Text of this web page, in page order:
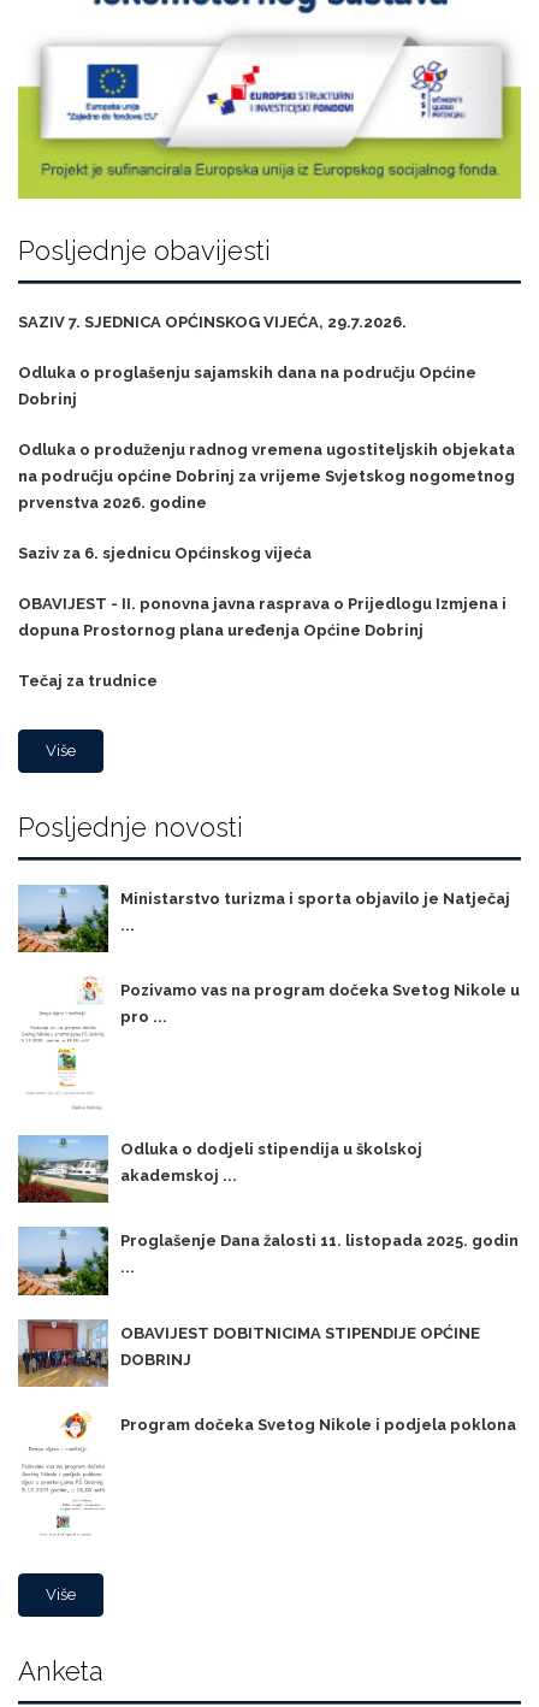
Posljednje obavijesti
SAZIV 7. SJEDNICA OPĆINSKOG VIJEĆA, 29.7.2026.
Odluka o proglašenju sajamskih dana na području Općine
Dobrinj
Odluka o produženju radnog vremena ugostiteljskih objekata
na području općine Dobrinj za vrijeme Svjetskog nogometnog
prvenstva 2026. godine
Saziv za 6. sjednicu Općinskog vijeća
OBAVIJEST - II. ponovna javna rasprava o Prijedlogu Izmjena i
dopuna Prostornog plana uređenja Općine Dobrinj
Tečaj za trudnice
Više
Posljednje novosti
Ministarstvo turizma i sporta objavilo je Natječaj
...
Pozivamo vas na program dočeka Svetog Nikole u
pro ...
Odluka o dodjeli stipendija u školskoj
akademskoj ...
Proglašenje Dana žalosti 11. listopada 2025. godin
...
OBAVIJEST DOBITNICIMA STIPENDIJE OPĆINE
DOBRINJ
Program dočeka Svetog Nikole i podjela poklona
Više
Anketa